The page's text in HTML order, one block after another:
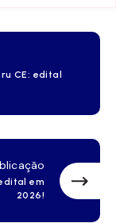
CE: edital
em
2026!